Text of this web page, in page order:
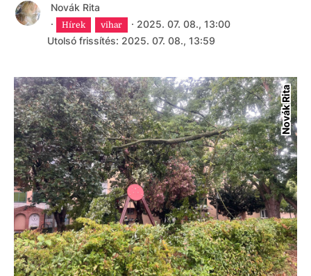
Novák Rita
·
Hírek vihar · 2025. 07. 08., 13:00
Utolsó frissítés: 2025. 07. 08., 13:59
Novák Rita